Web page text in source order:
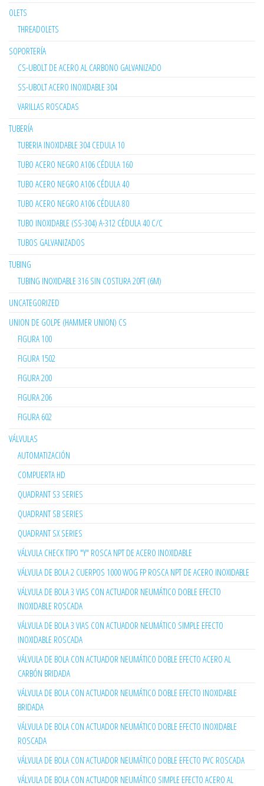
OLETS
THREADOLETS
SOPORTERÍA
CS-UBOLT DE ACERO AL CARBONO GALVANIZADO
SS-UBOLT ACERO INOXIDABLE 304
VARILLAS ROSCADAS
TUBERÍA
TUBERIA INOXIDABLE 304 CEDULA 10
TUBO ACERO NEGRO A106 CÉDULA 160
TUBO ACERO NEGRO A106 CÉDULA 40
TUBO ACERO NEGRO A106 CÉDULA 80
TUBO INOXIDABLE (SS-304) A-312 CÉDULA 40 C/C
TUBOS GALVANIZADOS
TUBING
TUBING INOXIDABLE 316 SIN COSTURA 20FT (6M)
UNCATEGORIZED
UNION DE GOLPE (HAMMER UNION) CS
FIGURA 100
FIGURA 1502
FIGURA 200
FIGURA 206
FIGURA 602
VÁLVULAS
AUTOMATIZACIÓN
COMPUERTA HD
QUADRANT S3 SERIES
QUADRANT SB SERIES
QUADRANT SX SERIES
VÁLVULA CHECK TIPO "Y" ROSCA NPT DE ACERO INOXIDABLE
VÁLVULA DE BOLA 2 CUERPOS 1000 WOG FP ROSCA NPT DE ACERO INOXIDABLE
VÁLVULA DE BOLA 3 VIAS CON ACTUADOR NEUMÁTICO DOBLE EFECTO
INOXIDABLE ROSCADA
VÁLVULA DE BOLA 3 VIAS CON ACTUADOR NEUMÁTICO SIMPLE EFECTO
INOXIDABLE ROSCADA
VÁLVULA DE BOLA CON ACTUADOR NEUMÁTICO DOBLE EFECTO ACERO AL
CARBÓN BRIDADA
VÁLVULA DE BOLA CON ACTUADOR NEUMÁTICO DOBLE EFECTO INOXIDABLE
BRIDADA
VÁLVULA DE BOLA CON ACTUADOR NEUMÁTICO DOBLE EFECTO INOXIDABLE
ROSCADA
VÁLVULA DE BOLA CON ACTUADOR NEUMÁTICO DOBLE EFECTO PVC ROSCADA
VÁLVULA DE BOLA CON ACTUADOR NEUMÁTICO SIMPLE EFECTO ACERO AL